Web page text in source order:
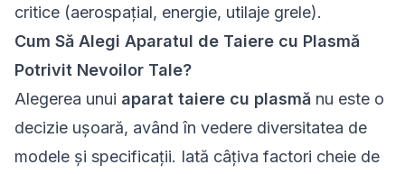
critice (aerospațial, energie, utilaje grele).
Cum Să Alegi Aparatul de Taiere cu Plasmă
Potrivit Nevoilor Tale?
Alegerea unui aparat taiere cu plasmă nu este o
decizie ușoară, având în vedere diversitatea de
modele și specificații. Iată câțiva factori cheie de